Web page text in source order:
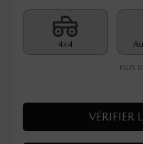
4×4
PLUS
VÉRIFIER